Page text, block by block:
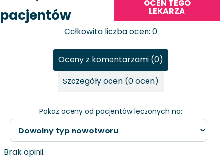
pacjentów
OCEŃ TEGO
LEKARZA
Całkowita liczba ocen: 0
Pokaż oceny od pacjentów leczonych na:
Oceny z komentarzami (0)
Szczegóły ocen (0 ocen)
Brak opinii.